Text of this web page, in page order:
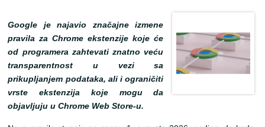
Google je najavio značajne izmene
pravila za Chrome ekstenzije koje će
od programera zahtevati znatno veću
transparentnost u vezi sa
prikupljanjem podataka, ali i ograničiti
vrste ekstenzija koje mogu da
objavljuju u Chrome Web Store-u.